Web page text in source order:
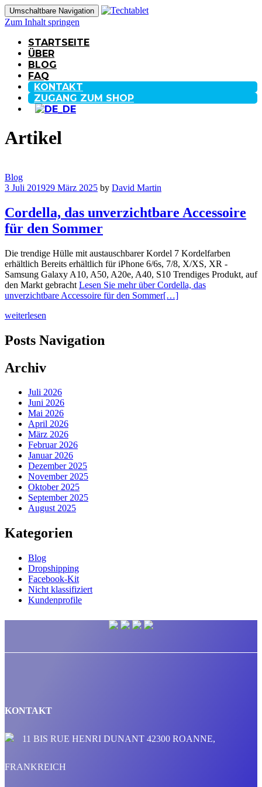
Umschaltbare Navigation
Zum Inhalt springen
STARTSEITE
ÜBER
BLOG
FAQ
KONTAKT
ZUGANG ZUM SHOP
Artikel
Blog
3 Juli 201929 März 2025 by David Martin
Cordella, das unverzichtbare Accessoire
für den Sommer
Die trendige Hülle mit austauschbarer Kordel 7 Kordelfarben
erhältlich Bereits erhältlich für iPhone 6/6s, 7/8, X/XS, XR -
Samsung Galaxy A10, A50, A20e, A40, S10 Trendiges Produkt, auf
den Markt gebracht Lesen Sie mehr über Cordella, das
unverzichtbare Accessoire für den Sommer[…]
weiterlesen
Posts Navigation
Archiv
Juli 2026
Juni 2026
Mai 2026
April 2026
März 2026
Februar 2026
Januar 2026
Dezember 2025
November 2025
Oktober 2025
September 2025
August 2025
Kategorien
Blog
Dropshipping
Facebook-Kit
Nicht klassifiziert
Kundenprofile
KONTAKT
11 BIS RUE HENRI DUNANT 42300 ROANNE,
FRANKREICH